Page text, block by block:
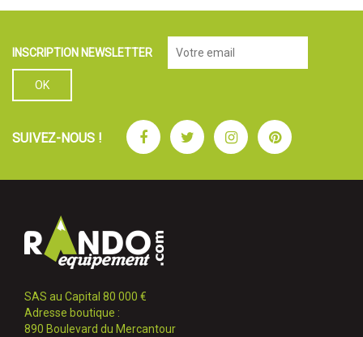
INSCRIPTION NEWSLETTER
SUIVEZ-NOUS ! FacebookTwitterInstagramPinterest
SAS au Capital 80 000 €
Adresse boutique :
890 Boulevard du Mercantour